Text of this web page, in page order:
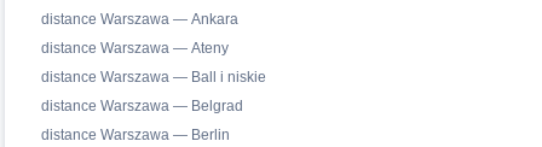
distance Warszawa — Ankara
distance Warszawa — Ateny
distance Warszawa — Ball i niskie
distance Warszawa — Belgrad
distance Warszawa — Berlin